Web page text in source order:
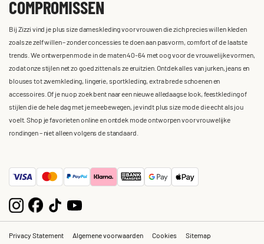
COMPROMISSEN
Bij Zizzi vind je plus size dameskleding voor vrouwen die zich precies willen kleden
zoals ze zelf willen – zonder concessies te doen aan pasvorm, comfort of de laatste
trends. We ontwerpen mode in de maten 40-64 met oog voor de vrouwelijke vormen,
zodat onze stijlen net zo goed zitten als ze eruitzien. Ontdek alles van jurken, jeans en
blouses tot zwemkleding, lingerie, sportkleding, extra brede schoenen en
accessoires. Of je nu op zoek bent naar een nieuwe alledaagse look, feestkleding of
stijlen die de hele dag met je meebewegen, je vindt plus size mode die echt als jou
voelt. Shop je favorieten online en ontdek mode ontworpen voor vrouwelijke
rondingen – niet alleen volgens de standaard.
Privacy Statement Algemene voorwaarden Cookies Sitemap